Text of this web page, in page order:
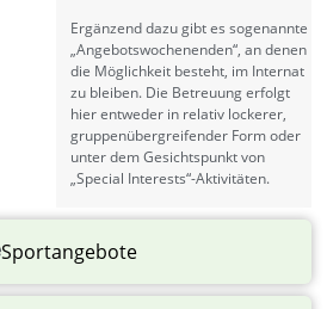
Sportangebote
Ergänzend dazu gibt es sogenannte
„Angebotswochenenden“, an denen
die Möglichkeit besteht, im Internat
zu bleiben. Die Betreuung erfolgt
hier entweder in relativ lockerer,
gruppenübergreifender Form oder
unter dem Gesichtspunkt von
„Special Interests“-Aktivitäten.